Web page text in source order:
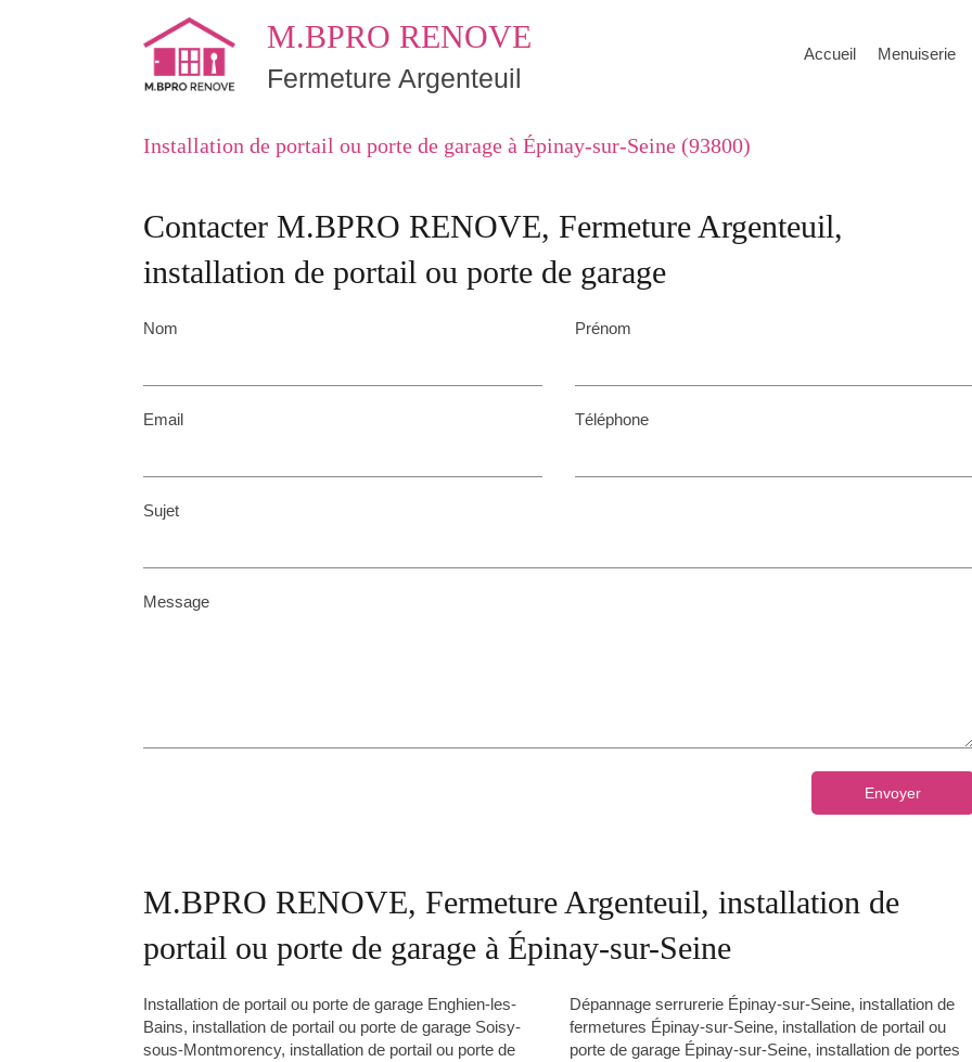
Accueil Menuiserie
M.BPRO RENOVE
Fermeture Argenteuil
Installation de portail ou porte de garage à Épinay-sur-Seine (93800)
Contacter M.BPRO RENOVE, Fermeture Argenteuil,
installation de portail ou porte de garage
Nom Prénom
Email Téléphone
Sujet
Message
Envoyer
M.BPRO RENOVE, Fermeture Argenteuil, installation de
portail ou porte de garage à Épinay-sur-Seine
Installation de portail ou porte de garage Enghien-les-
Bains, installation de portail ou porte de garage Soisy-
sous-Montmorency, installation de portail ou porte de
Dépannage serrurerie Épinay-sur-Seine, installation de
fermetures Épinay-sur-Seine, installation de portail ou
porte de garage Épinay-sur-Seine, installation de portes